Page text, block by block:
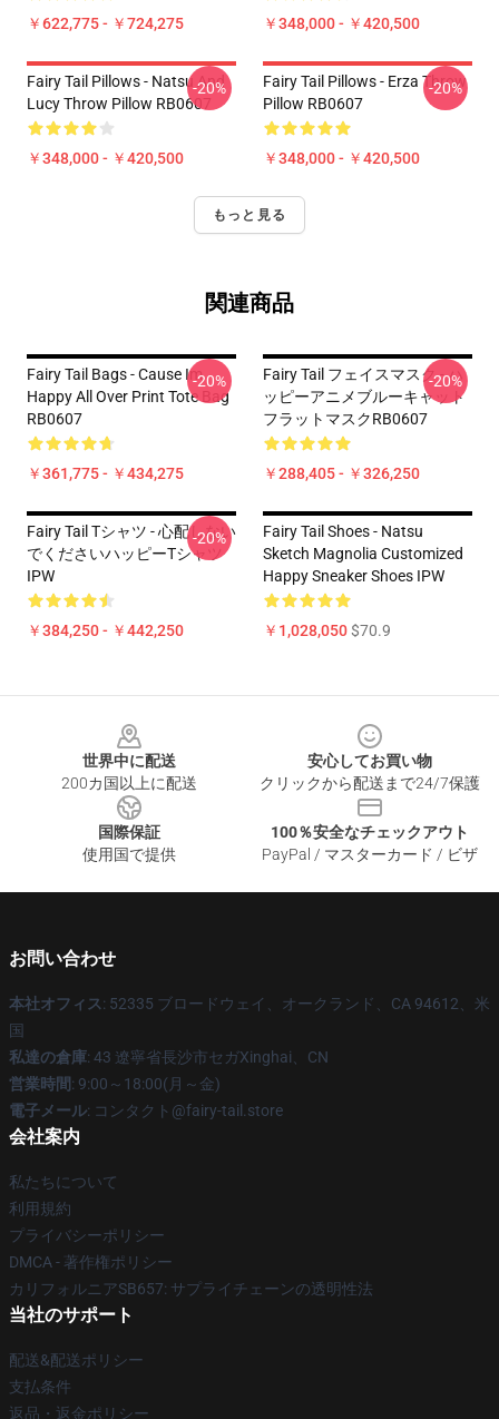
￥622,775 - ￥724,275 ￥348,000 - ￥420,500
Fairy Tail Pillows - Natsu And
Lucy Throw Pillow RB0607
￥348,000 - ￥420,500
-20%
Fairy Tail Pillows - Erza Throw
Pillow RB0607
￥348,000 - ￥420,500
-20%
もっと見る
関連商品
Fairy Tail Bags - Cause Im
Happy All Over Print Tote Bag
RB0607
￥361,775 - ￥434,275
-20%
Fairy Tail フェイスマスク - ハ
ッピーアニメブルーキャット
フラットマスクRB0607
￥288,405 - ￥326,250
-20%
Fairy Tail Tシャツ - 心配しない
でくださいハッピーTシャツ
IPW
￥384,250 - ￥442,250
-20%
Fairy Tail Shoes - Natsu
Sketch Magnolia Customized
Happy Sneaker Shoes IPW
￥1,028,050$70.9
世界中に配送
200カ国以上に配送
安心してお買い物
クリックから配送まで24/7保護
国際保証
使用国で提供
100％安全なチェックアウト
PayPal / マスターカード / ビザ
お問い合わせ
本社オフィス: 52335 ブロードウェイ、オークランド、CA 94612、米
国
私達の倉庫: 43 遼寧省長沙市セガXinghai、CN
営業時間: 9:00～18:00(月～金)
電子メール: コンタクト@fairy-tail.store
会社案内
私たちについて
利用規約
プライバシーポリシー
DMCA - 著作権ポリシー
カリフォルニアSB657: サプライチェーンの透明性法
当社のサポート
配送&配送ポリシー
支払条件
返品・返金ポリシー